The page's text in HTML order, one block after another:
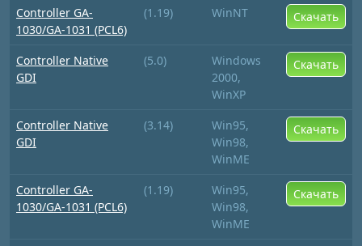
Controller GA-
1030/GA-1031 (PCL6)
(1.19) WinNT Скачать
Controller Native
GDI
(5.0)
Windows
2000,
WinXP
Скачать
Controller Native
GDI
(3.14)
Win95,
Win98,
WinME
Скачать
Controller GA-
1030/GA-1031 (PCL6)
(1.19)
Win95,
Win98,
WinME
Скачать